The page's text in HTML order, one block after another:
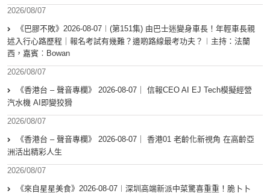
2026/08/07
《巴膠不敗》2026-08-07︱(第151集) 由巴士迷變身車長！年輕車長親
述入行心路歷程｜報名考試有幾難？邊啲路線最考功夫？︱主持：法蘭
西，嘉賓︰Bowan
2026/08/07
《香港台 – 聲音專欄》 2026-08-07｜ 信報CEO AI EJ Tech模擬經營
汽水機 AI即變狡猾
2026/08/07
《香港台 – 聲音專欄》 2026-08-07｜ 香港01 老齡化新視角 在高齡亞
洲活出精彩人生
2026/08/07
《來自星星美食》2026-08-07︱深圳高端新派中菜驚喜重重！脆卜卜